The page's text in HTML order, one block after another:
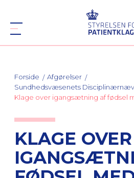
Forside
Afgørelser
Sundhedsvæsenets
Klage over igangsætning af fødsel
KLAGE OVER